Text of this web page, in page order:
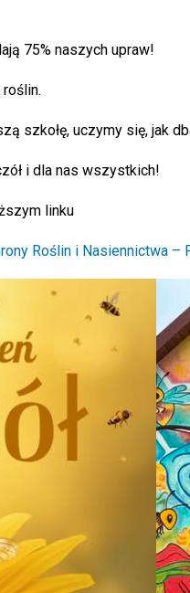
75% naszych upraw!
szkołę, uczymy się, jak
i dla nas wszystkich!
linku
Roślin i Nasiennictwa –